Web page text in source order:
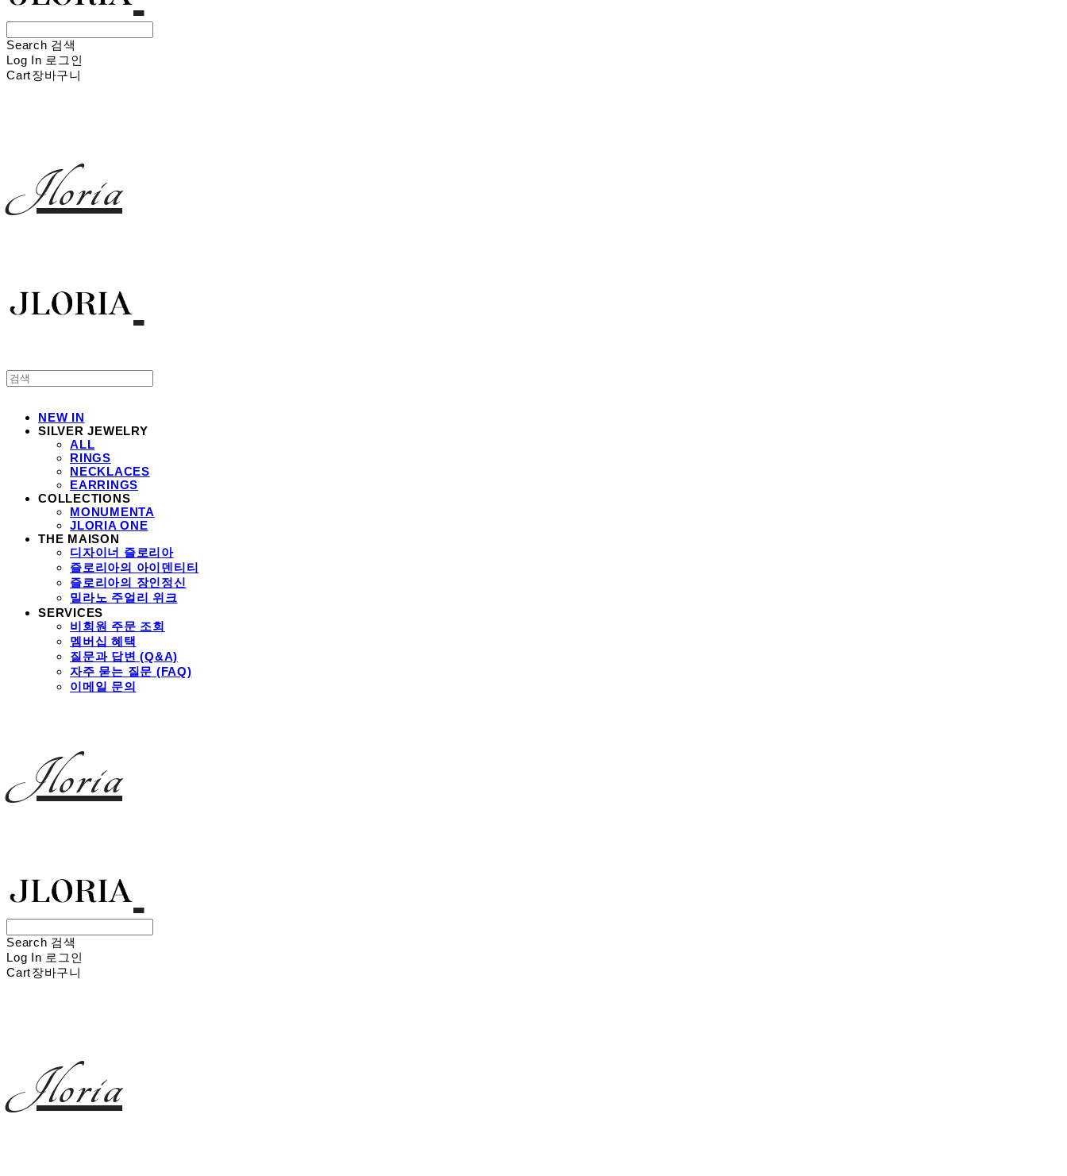
Search 검색
Log In 로그인
Cart장바구니
Jloria
NEW IN
SILVER JEWELRY
ALL
RINGS
NECKLACES
EARRINGS
COLLECTIONS
MONUMENTA
JLORIA ONE
THE MAISON
디자이너 즐로리아
즐로리아의 아이덴티티
즐로리아의 장인정신
밀라노 주얼리 위크
SERVICES
비회원 주문 조회
멤버십 혜택
질문과 답변 (Q&A)
자주 묻는 질문 (FAQ)
이메일 문의
Jloria
Search 검색
Log In 로그인
Cart장바구니
Jloria